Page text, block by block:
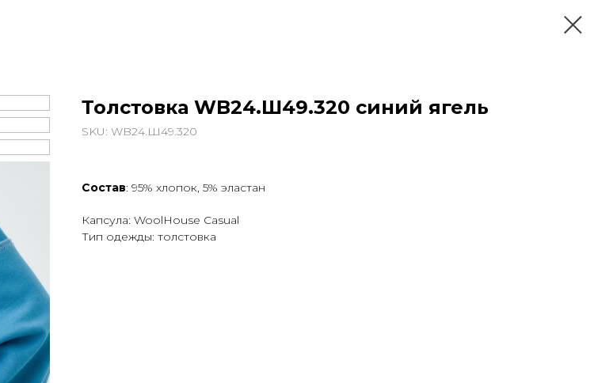
Толстовка WB24.Ш49.320 синий ягель
SKU: WB24.Ш49.320
Состав: 95% хлопок, 5% эластан
Капсула: WoolHouse Casual
Тип одежды: толстовка